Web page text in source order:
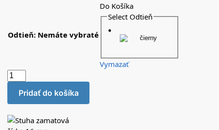
Odtieň: Nemáte vybraté
Do Košíka
Select Odtieň
Vymazať
Pridať do košíka